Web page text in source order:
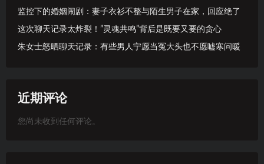
监控下的婚姻闹剧：妻子衣衫不整与陌生男子在家，回应绝了
这次聊天记录太炸裂！”灵魂共鸣”背后是既要又要的贪心
朱女士怒晒聊天记录：有些男人宁愿当冤大头也不愿嘘寒问暖
近期评论
您尚未收到任何评论。